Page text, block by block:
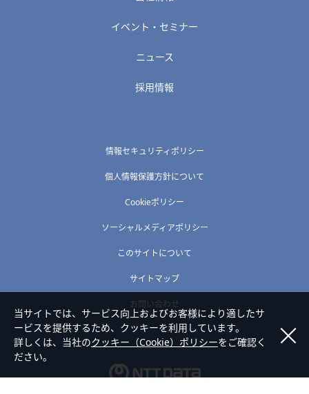
イベント・セミナー
ニュース
採用情報
情報セキュリティポリシー
個人情報保護方針について
Cookieポリシー
ソーシャルメディアポリシー
このサイトについて
サイトマップ
お問い合わせ
当サイトでは、サービス向上およびお客様により適したサ
ービスを提供するため、クッキーを利用しています。
詳しくは、当社のクッキー（Cookie）ポリシーをご確認く
ださい。